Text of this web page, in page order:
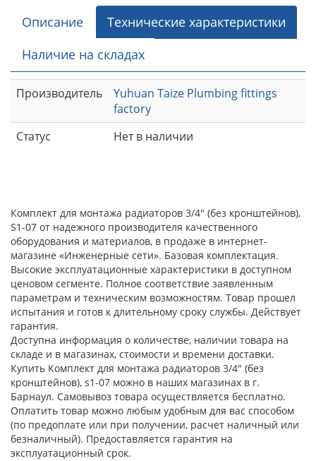
Описание
Технические характеристики
Наличие на складах
Производитель
Yuhuan Taize Plumbing fittings
factory
Статус
Нет в наличии
Комплект для монтажа радиаторов 3/4" (без кронштейнов),
S1-07 от надежного производителя качественного
оборудования и материалов, в продаже в интернет-
магазине «Инженерные сети». Базовая комплектация.
Высокие эксплуатационные характеристики в доступном
ценовом сегменте. Полное соответствие заявленным
параметрам и техническим возможностям. Товар прошел
испытания и готов к длительному сроку службы. Действует
гарантия.
Доступна информация о количестве, наличии товара на
складе и в магазинах, стоимости и времени доставки.
Купить Комплект для монтажа радиаторов 3/4" (без
кронштейнов), s1-07 можно в наших магазинах в г.
Барнаул. Самовывоз товара осуществляется бесплатно.
Оплатить товар можно любым удобным для вас способом
(по предоплате или при получении, расчет наличный или
безналичный). Предоставляется гарантия на
эксплуатационный срок.